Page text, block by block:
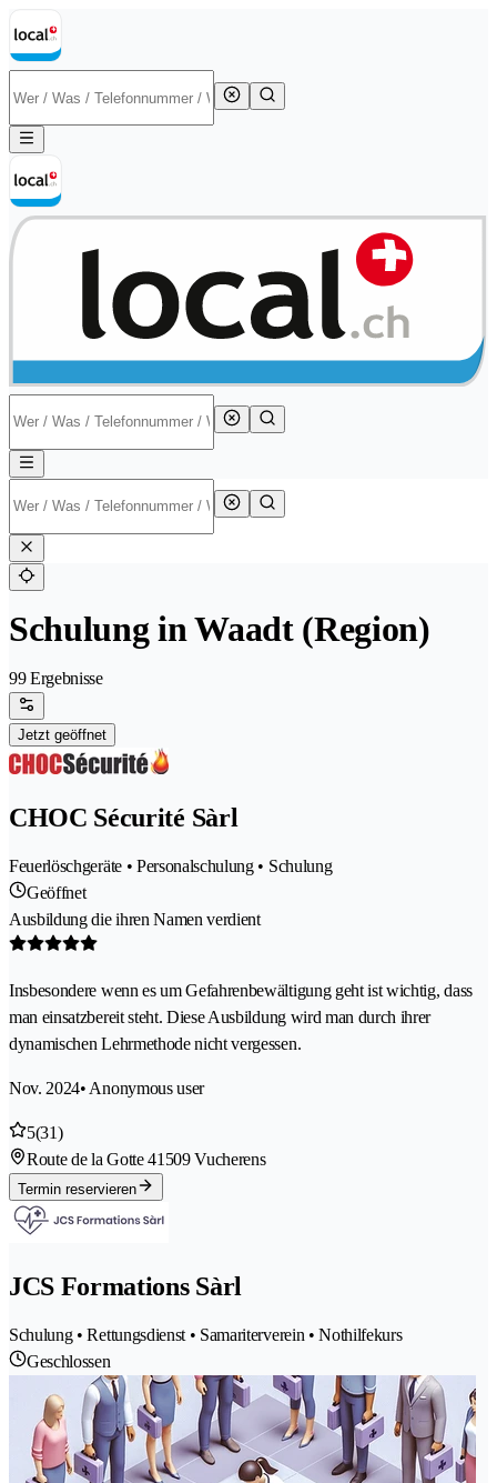
Schulung in Waadt (Region)
99 Ergebnisse
Jetzt geöffnet
CHOC Sécurité Sàrl
Feuerlöschgeräte • Personalschulung • Schulung
Geöffnet
Ausbildung die ihren Namen verdient
Insbesondere wenn es um Gefahrenbewältigung geht ist wichtig, dass
man einsatzbereit steht. Diese Ausbildung wird man durch ihrer
dynamischen Lehrmethode nicht vergessen.
Nov. 2024• Anonymous user
5(31)
Route de la Gotte 41509 Vucherens
Termin reservieren
JCS Formations Sàrl
Schulung • Rettungsdienst • Samariterverein • Nothilfekurs
Geschlossen